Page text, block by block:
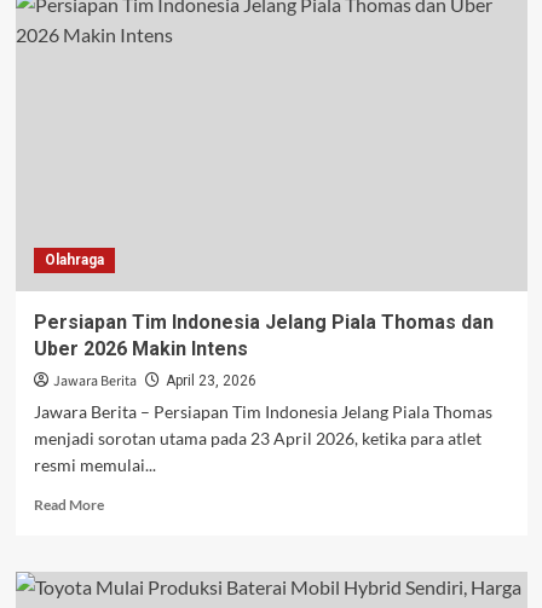
Uang
Rp
Olahraga
Persiapan Tim Indonesia Jelang Piala Thomas dan
Uber 2026 Makin Intens
Jawara Berita April 23, 2026
Jawara Berita – Persiapan Tim Indonesia Jelang Piala Thomas
menjadi sorotan utama pada 23 April 2026, ketika para atlet
resmi memulai...
Read MoreRead
Persiapan
Tim